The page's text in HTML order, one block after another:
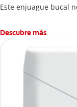
Este enjuague bucal
Descubre más